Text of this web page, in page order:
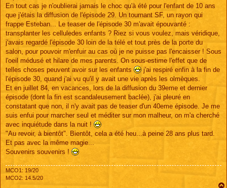
e
En tout cas je n'oublierai jamais le choc qu'à été pour l'enfant de 10 ans
que j'étais la diffusion de l'épisode 29. Un tournant SF, un rayon qui
frappe Esteban... Le teaser de l'épisode 30 m'avait épouvanté :
transplanter les celluledes enfants ? Riez si vous voulez, mais véridique,
j'avais regardé l'épisode 30 loin de la télé et tout près de la porte du
salon, pour pouvoir m'enfuir au cas où je ne puisse pas l'encaisser ! Sous
l'oeil médusé et hilare de mes parents. On sous-estime l'effet que de
telles choses peuvent avoir sur les enfants
j'ai respiré enfin à la fin de
l'épisode 30, quand j'ai vu qu'il y avait une vie après les olmèques.
Et en juillet 84, en vacances, lors de la diffusion du 39eme et dernier
épisode (dont la fin est scandaleusement baclée), j'ai pleuré en
constatant que non, il n'y avait pas de teaser d'un 40eme épisode. Je me
suis enfui pour marcher seul et méditer sur mon malheur, on m'a cherché
avec inquiétude dans la nuit !
"Au revoir, à bientôt". Bientôt, cela a été heu...à peine 28 ans plus tard.
Et pas avec la même magie...
Souvenirs souvenirs !
MCO1: 19/20
MCO2: 14.5/20